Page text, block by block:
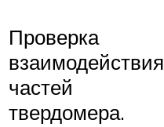
Проверка
взаимодействия
частей
твердомера.